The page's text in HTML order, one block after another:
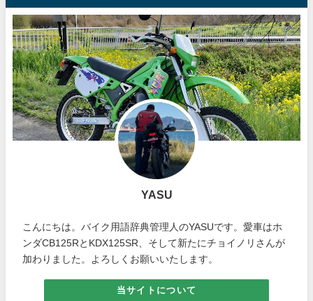
YASU
こんにちは。バイク用語辞典管理人のYASUです。愛車はホ
ンダCB125RとKDX125SR、そして新たにチョイノリさんが
加わりました。よろしくお願いいたします。
当サイトについて